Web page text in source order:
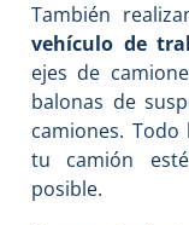
También
vehículo de
ejes de
balonas de
camiones.
tu camión
posible.